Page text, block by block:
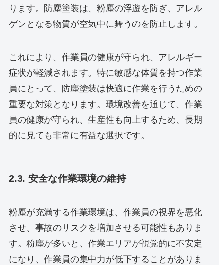
ります。防塵塗装は、粉塵の浮遊を防ぎ、アレル
ゲンとなる物質が空気中に舞うのを防止します。
これにより、作業員の健康が守られ、アレルギー
症状が軽減されます。特に敏感な体質を持つ作業
員にとって、防塵塗装は快適に作業を行うための
重要な対策となります。環境改善を通じて、作業
員の健康が守られ、生産性も向上するため、長期
的に見ても非常に有益な選択です。
2.3. 安全な作業環境の維持
粉塵が充満する作業環境は、作業員の視界を悪化
させ、事故のリスクを増加させる可能性もありま
す。粉塵が多いと、作業エリアが視覚的に不安定
になり、作業員の集中力が低下することがありま